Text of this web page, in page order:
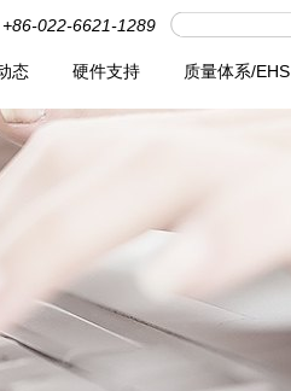
+86-022-6621-1289
态 硬件支持 质量体系/EHS